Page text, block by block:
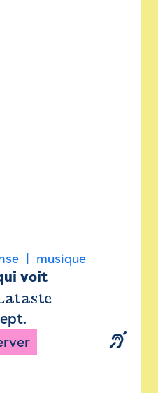
musique
voit